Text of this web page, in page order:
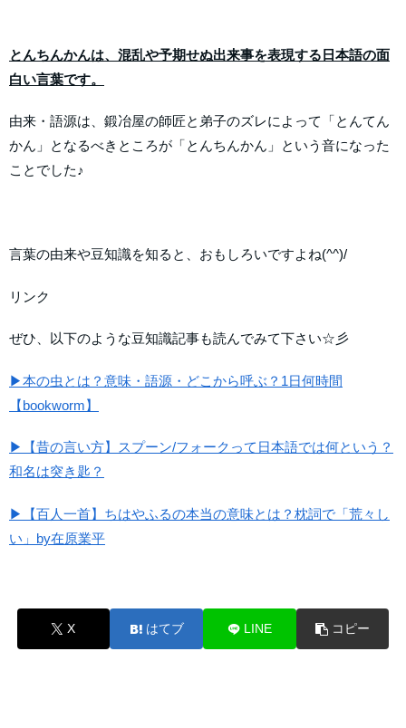
とんちんかんは、混乱や予期せぬ出来事を表現する日本語の面
白い言葉です。
由来・語源は、鍛冶屋の師匠と弟子のズレによって「とんてん
かん」となるべきところが「とんちんかん」という音になった
ことでした♪
言葉の由来や豆知識を知ると、おもしろいですよね(^^)/
リンク
ぜひ、以下のような豆知識記事も読んでみて下さい☆彡
▶本の虫とは？意味・語源・どこから呼ぶ？1日何時間
【bookworm】
▶【昔の言い方】スプーン/フォークって日本語では何という？
和名は突き匙？
▶【百人一首】ちはやふるの本当の意味とは？枕詞で「荒々し
い」by在原業平
X はてブ LINE コピー